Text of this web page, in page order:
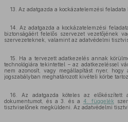
13. Az adatgazda a kockázatelemzési
14. Az adatgazda a kockázatelemzési
biztonságáért felelős szervezet vezetőjének
szervezeteknek, valamint az adatvédelmi
15. Ha a tervezett adatkezelés annak
technológiára tekintettel – az adatkezeléssel
nem azonosít, vagy megállapítást nyer, hogy
jogszabályban meghatározott kivételi körbe
16. Az adatgazda köteles az előkészített
dokumentumot, és a 3. és a4. függelék
tisztviselőnek megküldeni. Az adatvédelmi